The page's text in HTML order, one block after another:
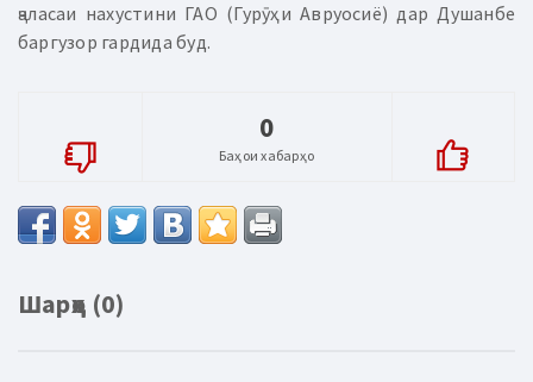
ҷаласаи нахустини ГАО (Гурӯҳи Авруосиё) дар Душанбе
баргузор гардида буд.
0
Баҳои хабарҳо
Шарҳҳо (0)